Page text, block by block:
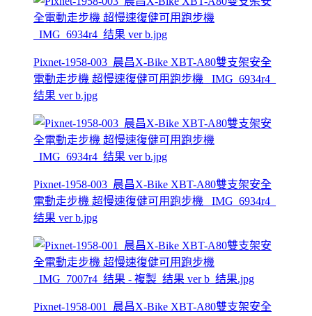
Pixnet-1958-003_晨昌X-Bike XBT-A80雙支架安全
電動走步機 超慢速復健可用跑步機 _IMG_6934r4_
结果 ver b.jpg
Pixnet-1958-003_晨昌X-Bike XBT-A80雙支架安全
電動走步機 超慢速復健可用跑步機 _IMG_6934r4_
结果 ver b.jpg
Pixnet-1958-001_晨昌X-Bike XBT-A80雙支架安全